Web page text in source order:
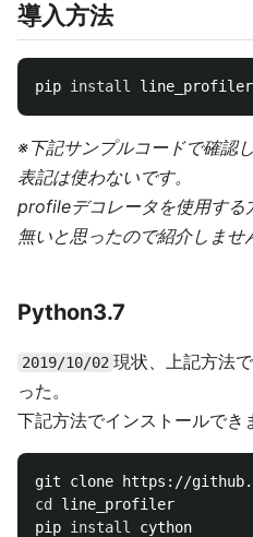
導入方法
pip install
※下記サンプルコードで確認
表記は使わないです。
profileデコレータを使用する
無いと思ったので紹介しませ
Python3.7
2019/10/02 現状、上記方法
った。
下記方法でインストールでき
cd line_profiler
pip install cython